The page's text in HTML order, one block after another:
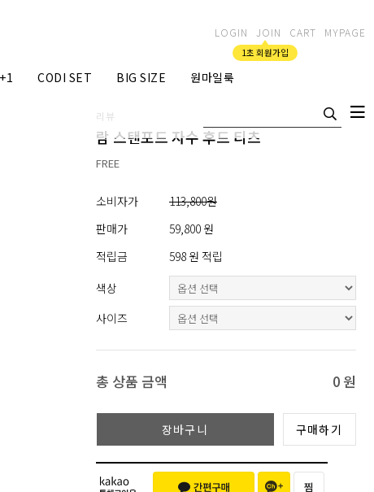
LOGIN JOIN
1초 회원가입
CART MYPAGE
CODI SET BIG SIZE 원마일룩
리뷰
람 스탠포드 자수 후드 티츠
FREE
소비자가
113,800원
판매가
59,800 원
적립금
598 원 적립
색상
사이즈
총 상품 금액 0 원
장바구니 구매하기